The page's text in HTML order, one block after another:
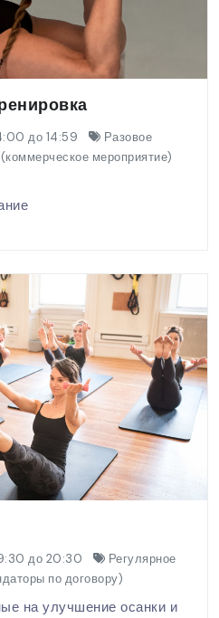
до 14:59
Разовое
мероприятие)
до 20:30
Регулярное
по договору)
на улучшение осанки и